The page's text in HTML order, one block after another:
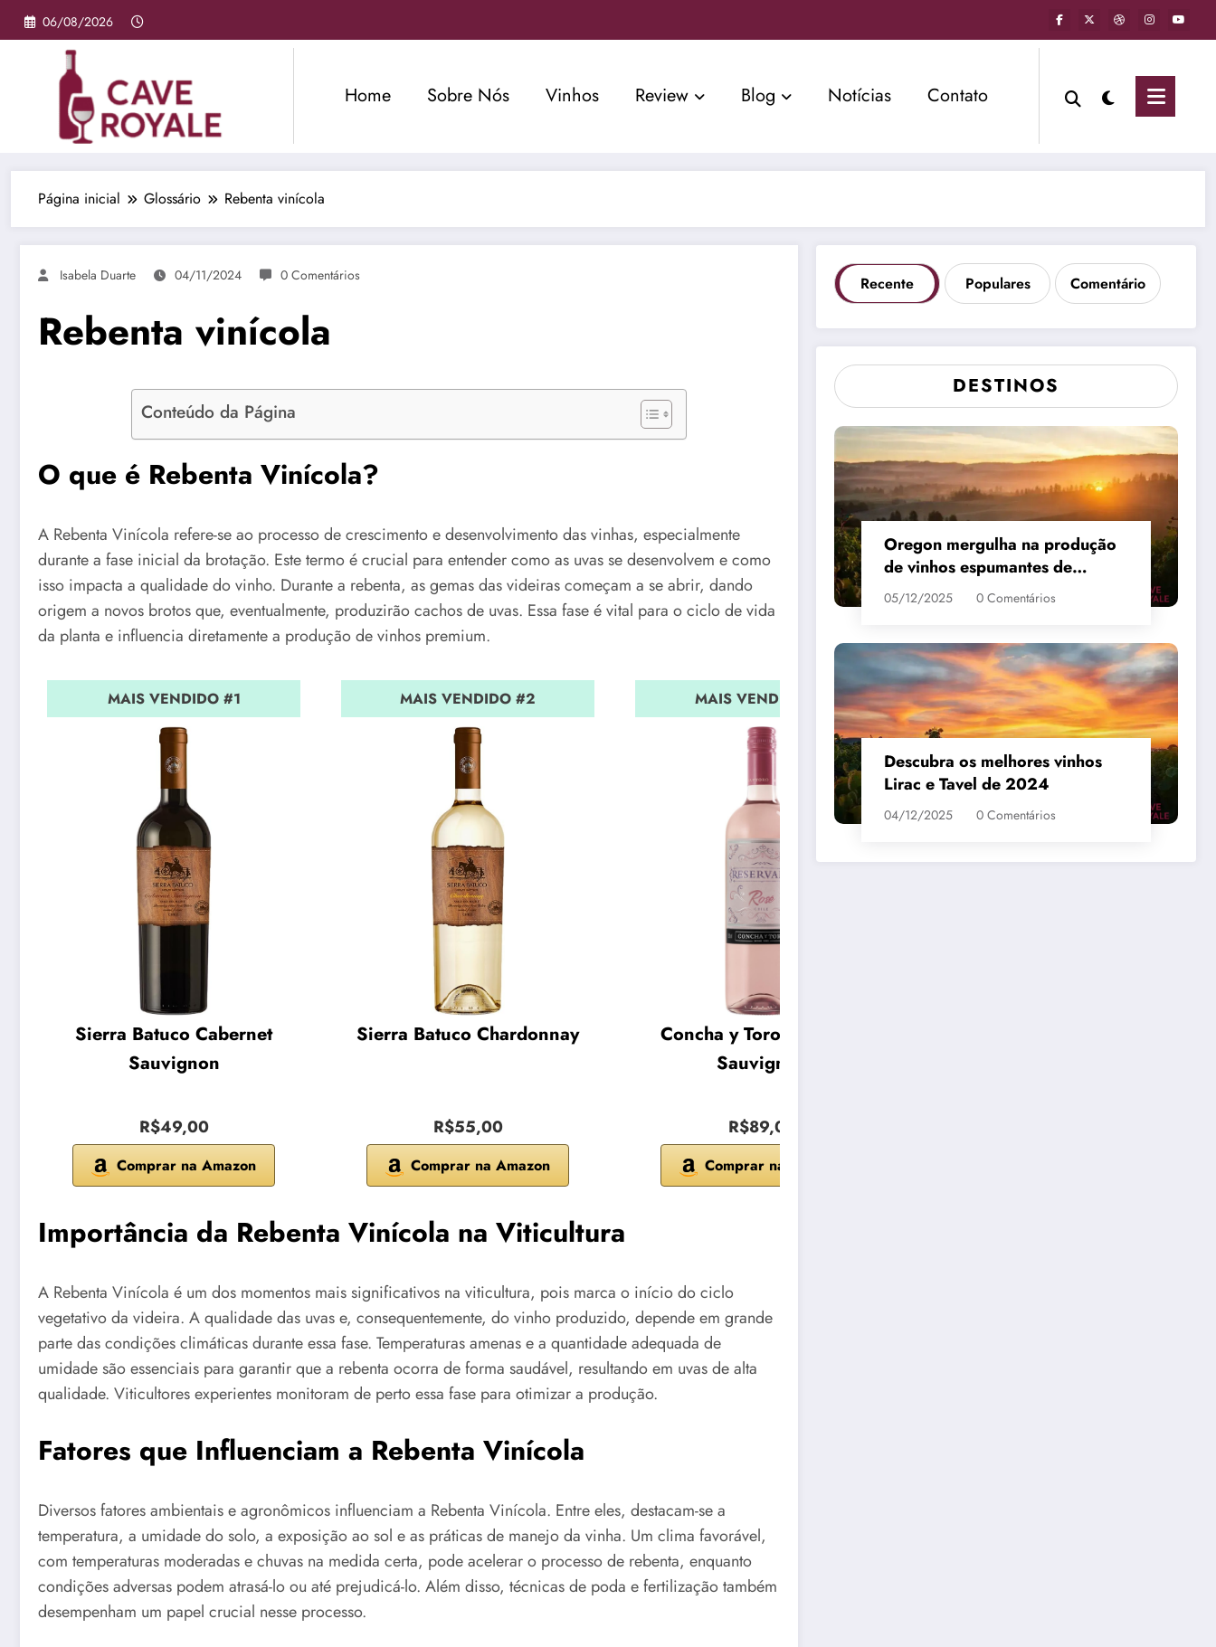
Pular
para
06/08/2026
Home Sobre Nós Vinhos Review Blog Notícias Contato
Página inicial Glossário Rebenta vinícola
Isabela Duarte 04/11/2024 0 Comentários
Rebenta vinícola
Conteúdo da Página
O que é Rebenta Vinícola?
A Rebenta Vinícola refere-se ao processo de crescimento e desenvolvimento das vinhas, especialmente
durante a fase inicial da brotação. Este termo é crucial para entender como as uvas se desenvolvem e como
isso impacta a qualidade do vinho. Durante a rebenta, as gemas das videiras começam a se abrir, dando
origem a novos brotos que, eventualmente, produzirão cachos de uvas. Essa fase é vital para o ciclo de vida
da planta e influencia diretamente a produção de vinhos premium.
MAIS VENDIDO #1
Sierra Batuco Cabernet
Sauvignon
R$49,00
Comprar na Amazon
MAIS VENDIDO #2
Sierra Batuco Chardonnay
R$55,00
Comprar na Amazon
MAIS VENDIDO #3
Concha y Toro Cabernet
Sauvignon
R$89,00
Comprar na Amazon
MAIS VENDIDO #4
Importância da Rebenta Vinícola na Viticultura
A Rebenta Vinícola é um dos momentos mais significativos na viticultura, pois marca o início do ciclo
vegetativo da videira. A qualidade das uvas e, consequentemente, do vinho produzido, depende em grande
parte das condições climáticas durante essa fase. Temperaturas amenas e a quantidade adequada de
umidade são essenciais para garantir que a rebenta ocorra de forma saudável, resultando em uvas de alta
qualidade. Viticultores experientes monitoram de perto essa fase para otimizar a produção.
Fatores que Influenciam a Rebenta Vinícola
Diversos fatores ambientais e agronômicos influenciam a Rebenta Vinícola. Entre eles, destacam-se a
temperatura, a umidade do solo, a exposição ao sol e as práticas de manejo da vinha. Um clima favorável,
com temperaturas moderadas e chuvas na medida certa, pode acelerar o processo de rebenta, enquanto
condições adversas podem atrasá-lo ou até prejudicá-lo. Além disso, técnicas de poda e fertilização também
desempenham um papel crucial nesse processo.
Recente Populares Comentário
DESTINOS
Oregon mergulha na produção
de vinhos espumantes de
qualidade
05/12/2025 0 Comentários
Descubra os melhores vinhos
Lirac e Tavel de 2024
04/12/2025 0 Comentários